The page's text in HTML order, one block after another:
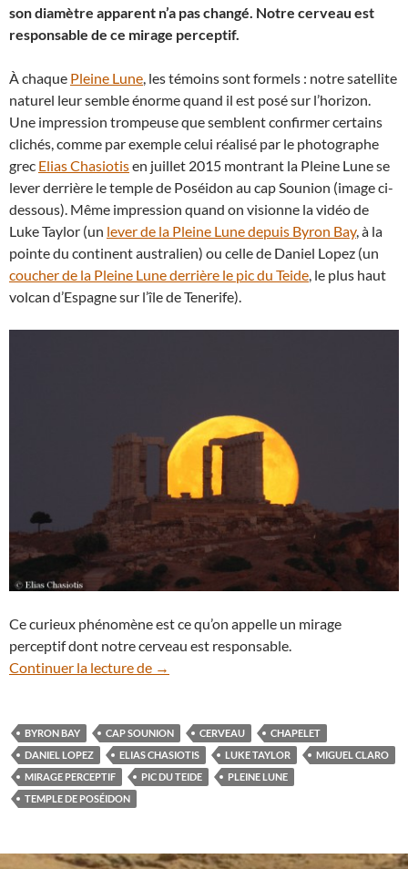
son diamètre apparent n’a pas changé. Notre cerveau est
responsable de ce mirage perceptif.
À chaque Pleine Lune, les témoins sont formels : notre satellite
naturel leur semble énorme quand il est posé sur l’horizon.
Une impression trompeuse que semblent confirmer certains
clichés, comme par exemple celui réalisé par le photographe
grec Elias Chasiotisen juillet 2015 montrant la Pleine Lune se
lever derrière le temple de Poséidon au cap Sounion (image ci-
dessous). Même impression quand on visionne la vidéo de
Luke Taylor (un lever de la Pleine Lune depuis Byron Bay, à la
pointe du continent australien) ou celle de Daniel Lopez (un
coucher de la Pleine Lune derrière le pic du Teide, le plus haut
volcan d’Espagne sur l’île de Tenerife).
Ce curieux phénomène est ce qu’on appelle un mirage
perceptif dont notre cerveau est responsable.
Continuer la lecture de Pourquoi la Lune nous semble-t-elle
→
BYRON BAY CAP SOUNION CERVEAU
CHAPELET
DANIEL LOPEZ
ELIAS CHASIOTIS LUKE TAYLOR
MIGUEL CLARO
MIRAGE PERCEPTIF
PIC DU TEIDE
PLEINE LUNE
TEMPLE DE POSÉIDON